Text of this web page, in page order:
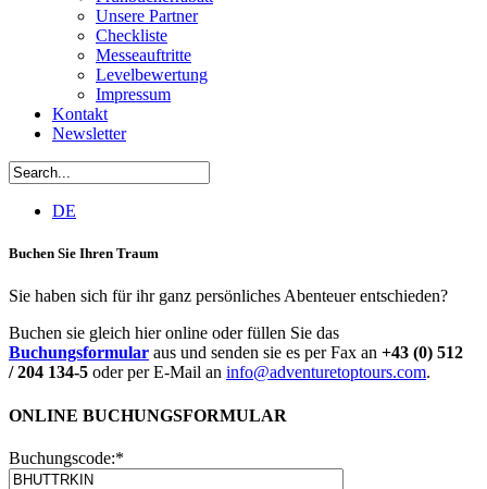
Unsere Partner
Checkliste
Messeauftritte
Levelbewertung
Impressum
Kontakt
Newsletter
DE
Buchen Sie Ihren Traum
Sie haben sich für ihr ganz persönliches Abenteuer entschieden?
Buchen sie gleich hier online oder füllen Sie das
Buchungsformular aus und senden sie es per Fax an +43 (0) 512
/ 204 134-5 oder per E-Mail an info@adventuretoptours.com.
ONLINE BUCHUNGSFORMULAR
Buchungscode:*